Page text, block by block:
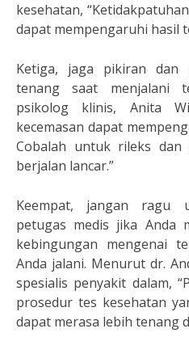
kesehatan,
dapat mempengaruhi hasil
Ketiga, jaga pikiran dan
tenang saat menjalani
psikolog klinis, Anita
kecemasan dapat
Cobalah untuk rileks
berjalan lancar.”
Keempat, jangan ragu
petugas medis jika Anda
kebingungan mengenai
Anda jalani. Menurut dr.
spesialis penyakit dalam,
prosedur tes kesehatan
dapat merasa lebih tenang